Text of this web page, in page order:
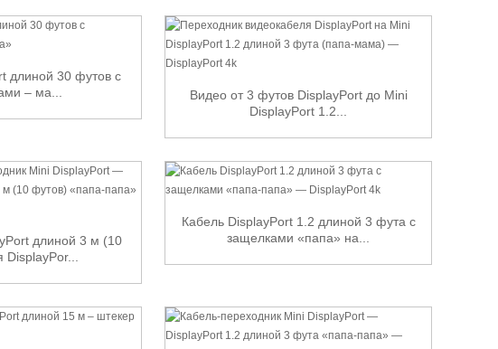
длиной 30 футов с
– ма...
Видео от 3 футов DisplayPort до Mini
DisplayPort 1.2...
длиной 3 м (10
Кабель DisplayPort 1.2 длиной 3 фута с
защелками «папа» на...